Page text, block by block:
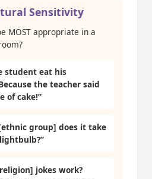
Sensitivity
MOST appropriate in a
student eat his
the teacher said
of cake!”
group] does it take
jokes work?